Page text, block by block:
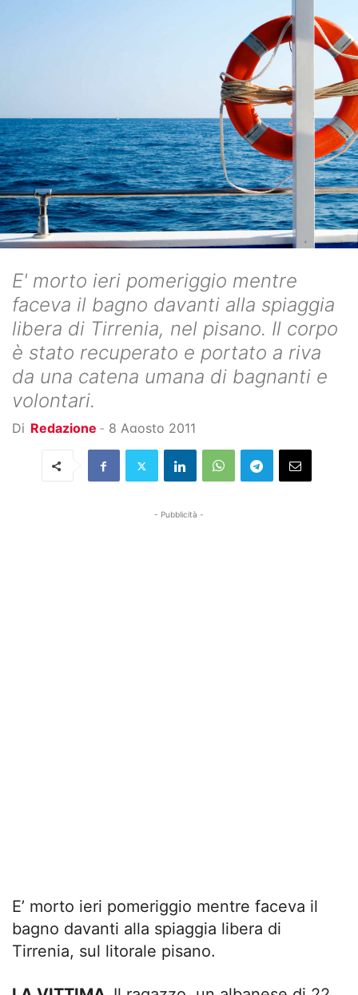
E' morto ieri pomeriggio mentre
faceva il bagno davanti alla spiaggia
libera di Tirrenia, nel pisano. Il corpo
è stato recuperato e portato a riva
da una catena umana di bagnanti e
volontari.
Di Redazione - 8 Agosto 2011
- Pubblicità -
E’ morto ieri pomeriggio mentre faceva il
bagno davanti alla spiaggia libera di
Tirrenia, sul litorale pisano.